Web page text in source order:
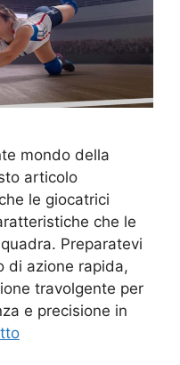
mondo della
articolo
le giocatrici
che le
Preparatevi
di azione rapida,
travolgente per
e precisione in